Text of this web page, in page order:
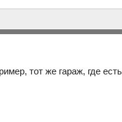
тот же гараж, где